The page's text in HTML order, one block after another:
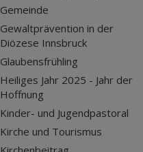
Gemeinde
Gewaltprävention in der
Diözese Innsbruck
Glaubensfrühling
Heiliges Jahr 2025 - Jahr der
Hoffnung
Kinder- und Jugendpastoral
Kirche und Tourismus